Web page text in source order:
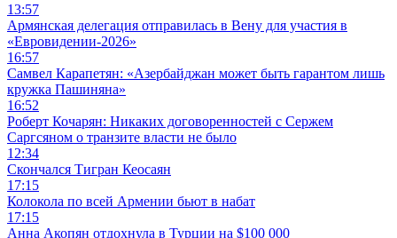
13:57
Армянская делегация отправилась в Вену для участия в
«Евровидении-2026»
16:57
Самвел Карапетян: «Азербайджан может быть гарантом лишь
кружка Пашиняна»
16:52
Роберт Кочарян: Никаких договоренностей с Сержем
Саргсяном о транзите власти не было
12:34
Скончался Тигран Кеосаян
17:15
Колокола по всей Армении бьют в набат
17:15
Анна Акопян отдохнула в Турции на $100 000